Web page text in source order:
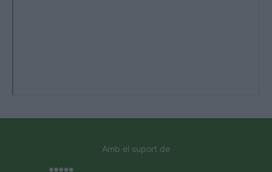
Amb el suport de